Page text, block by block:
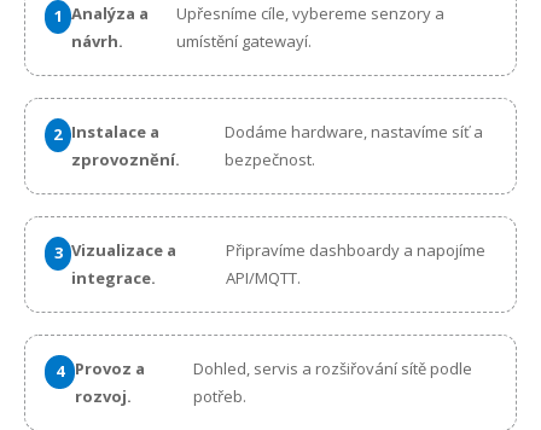
Analýza a
návrh.
Upřesníme cíle, vybereme senzory a
umístění gatewayí.
Instalace a
zprovoznění.
Dodáme hardware, nastavíme síť a
bezpečnost.
Vizualizace a
integrace.
Připravíme dashboardy a napojíme
API/MQTT.
Provoz a
rozvoj.
Dohled, servis a rozšiřování sítě podle
potřeb.